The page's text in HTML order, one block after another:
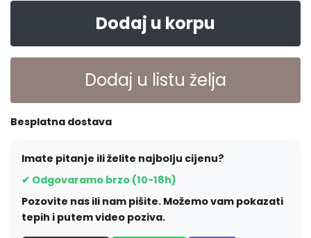
Dodaj u korpu
Dodaj u listu želja
Besplatna dostava
Imate pitanje ili želite najbolju cijenu?
✔ Odgovaramo brzo (10-18h)
Pozovite nas ili nam pišite. Možemo vam pokazati
tepih i putem video poziva.